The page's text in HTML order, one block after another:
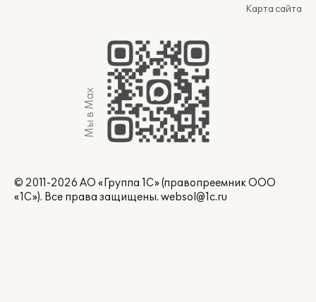
Карта сайта
Мы в Max
© 2011-2026 АО «Группа 1С» (правопреемник ООО
«1С»). Все права защищены. websol@1c.ru